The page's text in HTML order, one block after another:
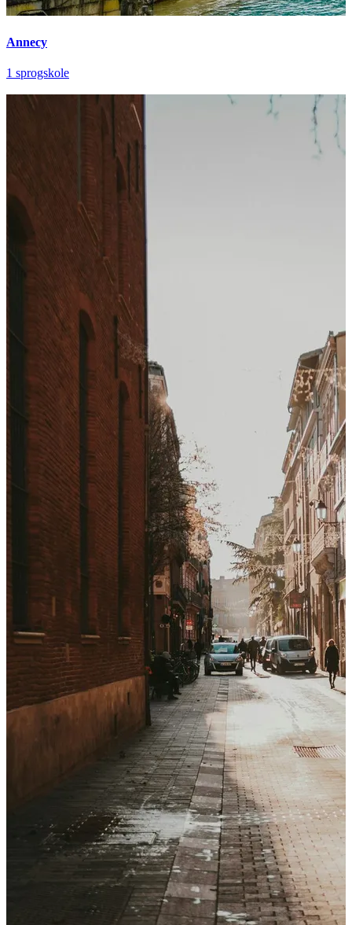
Annecy
1 sprogskole